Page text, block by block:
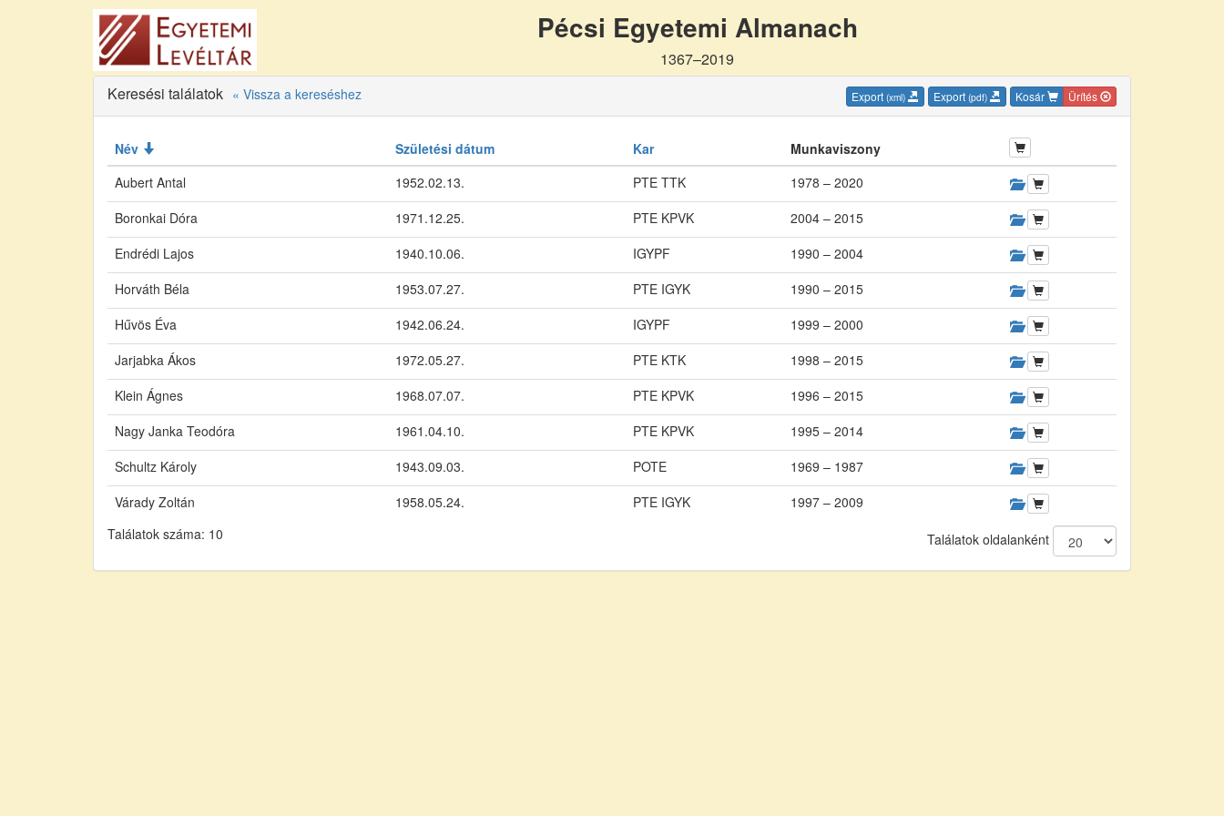
Pécsi Egyetemi Almanach
1367–2019
Keresési találatok « Vissza a kereséshez Export (xml) Export (pdf) Kosár Ürítés
Név Születési dátum Kar
Munkaviszony
Aubert Antal
1952.02.13. PTE TTK
1978 – 2020
Boronkai Dóra
1971.12.25. PTE KPVK
2004 – 2015
Endrédi Lajos
1940.10.06. IGYPF
1990 – 2004
Horváth Béla
1953.07.27. PTE IGYK
1990 – 2015
Hűvös Éva
1942.06.24. IGYPF
1999 – 2000
Jarjabka Ákos
1972.05.27. PTE KTK
1998 – 2015
Klein Ágnes
1968.07.07. PTE KPVK
1996 – 2015
Nagy Janka Teodóra
1961.04.10. PTE KPVK
1995 – 2014
Schultz Károly
1943.09.03. POTE
1969 – 1987
Várady Zoltán
1958.05.24. PTE IGYK
1997 – 2009
Találatok száma: 10
Találatok oldalanként